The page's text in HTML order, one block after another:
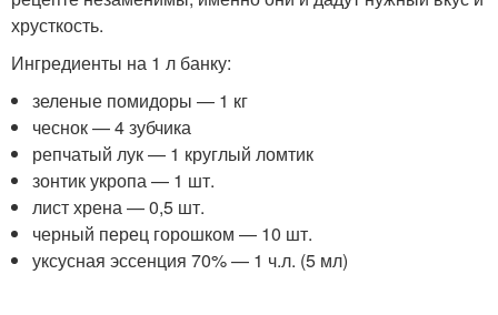
хрусткость.
Ингредиенты на 1 л банку:
зеленые помидоры — 1 кг
чеснок — 4 зубчика
репчатый лук — 1 круглый ломтик
зонтик укропа — 1 шт.
лист хрена — 0,5 шт.
черный перец горошком — 10 шт.
уксусная эссенция 70% — 1 ч.л. (5 мл)